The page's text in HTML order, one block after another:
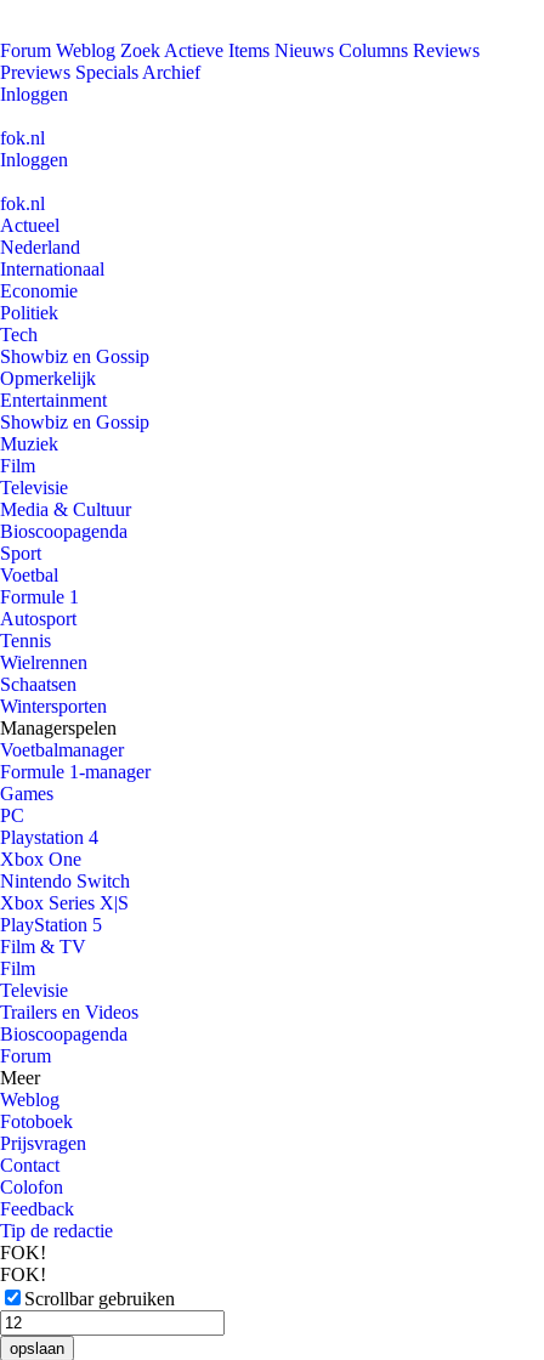
Forum Weblog Zoek Actieve Items Nieuws Columns Reviews
Previews Specials Archief
Inloggen
fok.nl
Inloggen
fok.nl
Actueel
Nederland
Internationaal
Economie
Politiek
Tech
Showbiz en Gossip
Opmerkelijk
Entertainment
Showbiz en Gossip
Muziek
Film
Televisie
Media & Cultuur
Bioscoopagenda
Sport
Voetbal
Formule 1
Autosport
Tennis
Wielrennen
Schaatsen
Wintersporten
Managerspelen
Voetbalmanager
Formule 1-manager
Games
PC
Playstation 4
Xbox One
Nintendo Switch
Xbox Series X|S
PlayStation 5
Film & TV
Film
Televisie
Trailers en Videos
Bioscoopagenda
Forum
Meer
Weblog
Fotoboek
Prijsvragen
Contact
Colofon
Feedback
Tip de redactie
FOK!
FOK!
Scrollbar gebruiken
opslaan